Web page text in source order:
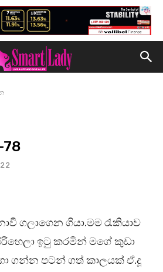
ගලාගෙන ගියා.මම රැකියාව
ඉටු කරමින් මගේ කුඩා
ගන්න පටන් ගත් කාලයක් ඒ.දූ